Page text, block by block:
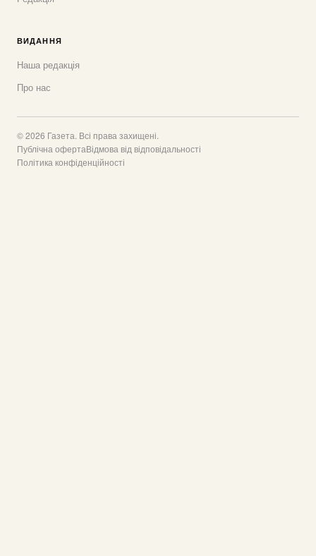
ВИДАННЯ
Наша редакція
Про нас
© 2026 Газета. Всі права захищені.
Публічна офертаВідмова від відповідальності
Політика конфіденційності